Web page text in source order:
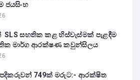
ජයසිංහ
සහතික කළ හිස්වැස්මක් පැළඳීම
මාර්ග ආරක්ෂණ කවුන්සිලය
749ක් මරුට:- ආරක්ෂිත